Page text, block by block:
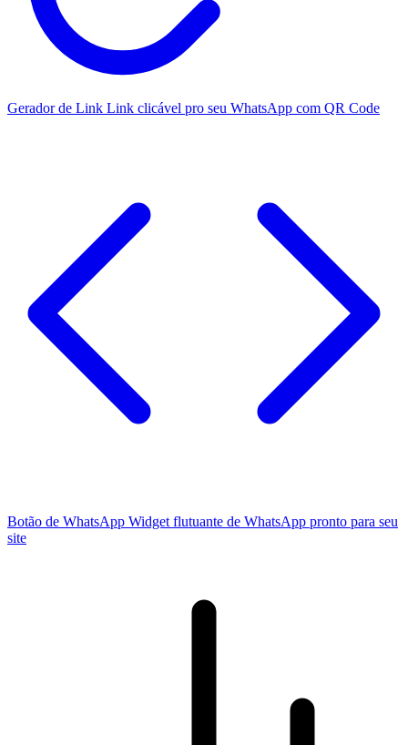
Gerador de Link Link clicável pro seu WhatsApp com QR Code
Botão de WhatsApp Widget flutuante de WhatsApp pronto para seu
site